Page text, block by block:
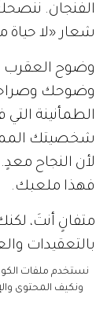
الفنجان.
شعار «لا حياة
وضوح العقرب
وضوحك
الطمأنينة
شخصيتك
لأن النجاح معدٍ.
فهذا ملعبك.
متفانٍ أنتَ،
بالتعقيدات
فعليك
نظيرها. أكثرْ
نستخدم ملفات
ونكيف المحتوى